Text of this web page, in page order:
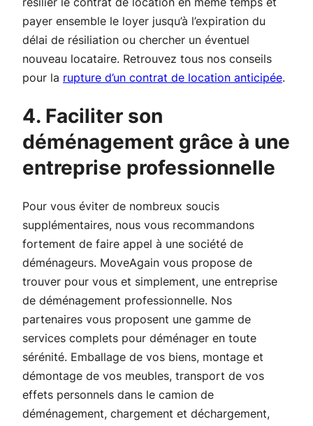
payer ensemble le loyer jusqu’à l’expiration du
délai de résiliation ou chercher un éventuel
nouveau locataire. Retrouvez tous nos conseils
pour la rupture d’un contrat de location anticipée.
4. Faciliter son
déménagement grâce à une
entreprise professionnelle
Pour vous éviter de nombreux soucis
supplémentaires, nous vous recommandons
fortement de faire appel à une société de
déménageurs. MoveAgain vous propose de
trouver pour vous et simplement, une entreprise
de déménagement professionnelle. Nos
partenaires vous proposent une gamme de
services complets pour déménager en toute
sérénité. Emballage de vos biens, montage et
démontage de vos meubles, transport de vos
effets personnels dans le camion de
déménagement, chargement et déchargement,